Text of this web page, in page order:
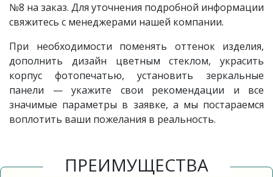
№8 на заказ. Для уточнения подробной информации
свяжитесь с менеджерами нашей компании.
При необходимости поменять оттенок изделия,
дополнить дизайн цветным стеклом, украсить
корпус фотопечатью, установить зеркальные
панели — укажите свои рекомендации и все
значимые параметры в заявке, а мы постараемся
воплотить ваши пожелания в реальность.
ПРЕИМУЩЕСТВА